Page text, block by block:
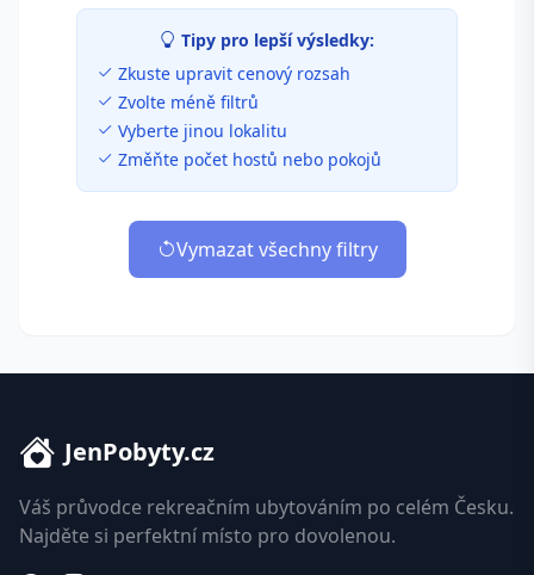
Tipy pro lepší výsledky:
Zkuste upravit cenový rozsah
Zvolte méně filtrů
Vyberte jinou lokalitu
Změňte počet hostů nebo pokojů
Vymazat všechny filtry
JenPobyty.cz
Váš průvodce rekreačním ubytováním po celém Česku.
Najděte si perfektní místo pro dovolenou.